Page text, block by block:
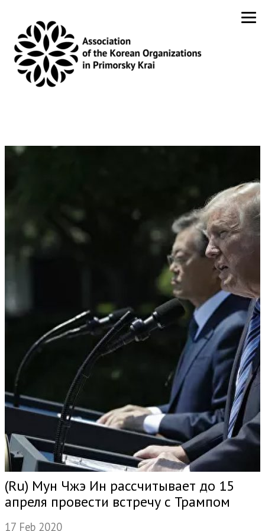
(Ru) Мун Чжэ Ин рассчитывает до 15
апреля провести встречу с Трампом
17 Feb 2020